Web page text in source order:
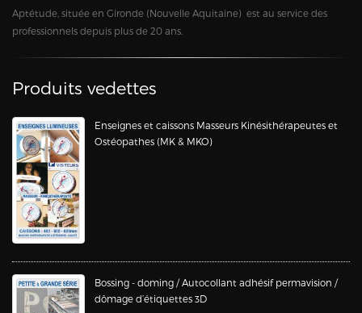
Aptétude, située en Gironde (Nouvelle Aquitaine) est au service des
professionnels depuis plus de 20 ans.
Produits vedettes
Enseignes et caissons Masseurs Kinésithérapeutes et
Ostéopathes (MK & MKO)
Bossing - doming / Autocollant adhésif permavision /
dômage d’étiquettes 3D